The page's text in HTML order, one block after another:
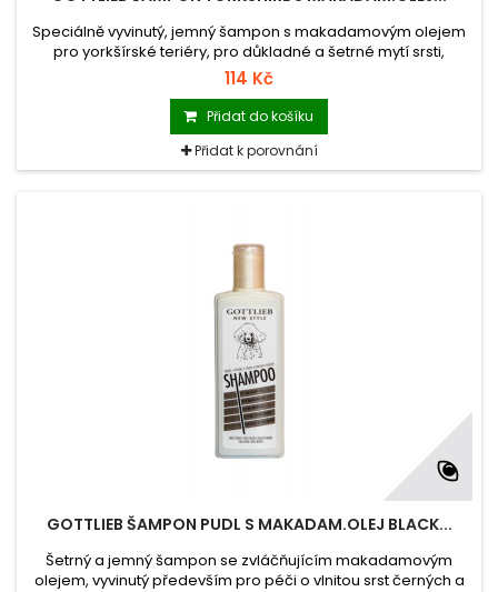
Speciálně vyvinutý, jemný šampon s makadamovým olejem
pro yorkšírské teriéry, pro důkladné a šetrné mytí srsti,
napomáhá předcházet vzniku lupů.
114 Kč
Přidat do košíku
Přidat k porovnání
GOTTLIEB ŠAMPON PUDL S MAKADAM.OLEJ BLACK...
Šetrný a jemný šampon se zvláčňujícím makadamovým
olejem, vyvinutý především pro péči o vlnitou srst černých a